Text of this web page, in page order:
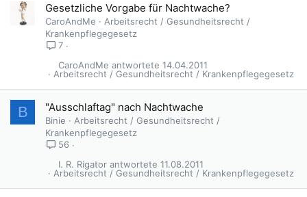
Gesetzliche Vorgabe für Nachtwache?
CaroAndMe
Arbeitsrecht / Gesundheitsrecht /
Krankenpflegegesetz
7
Arbeitsrecht / Gesundheitsrecht / Krankenpflegegesetz
14.04.2011
CaroAndMe
B "Ausschlaftag" nach Nachtwache
Binie
Arbeitsrecht / Gesundheitsrecht /
Krankenpflegegesetz
56
Arbeitsrecht / Gesundheitsrecht / Krankenpflegegesetz
11.08.2011
I. R. Rigator